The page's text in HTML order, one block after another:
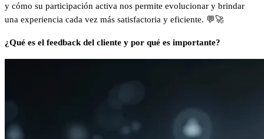
y cómo su participación activa nos permite evolucionar y brindar
una experiencia cada vez más satisfactoria y eficiente. 💬🚀
¿Qué es el feedback del cliente y por qué es importante?